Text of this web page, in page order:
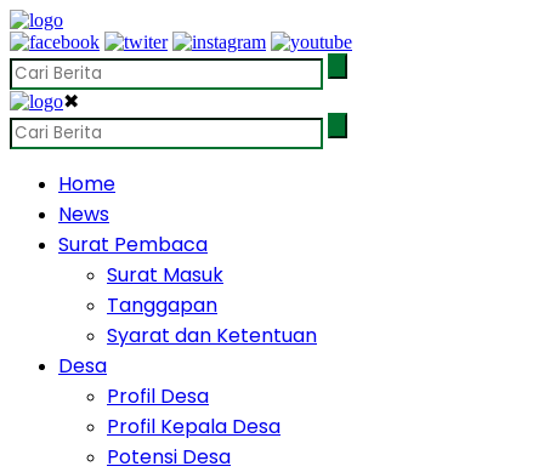
✖
Home
News
Surat Pembaca
Surat Masuk
Tanggapan
Syarat dan Ketentuan
Desa
Profil Desa
Profil Kepala Desa
Potensi Desa